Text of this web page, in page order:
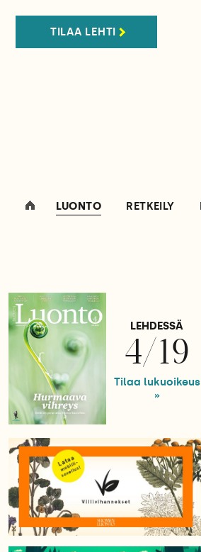
TILAA LEHTI
LUONTO RETKEILY
LEHDESSÄ
4/19
Tilaa lukuoikeus
»